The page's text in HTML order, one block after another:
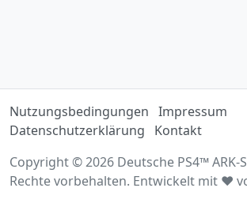
Nutzungsbedingungen Impressum
Datenschutzerklärung
Kontakt
Copyright © 2026 Deutsche PS4™ ARK-
Rechte vorbehalten. Entwickelt mit ♥